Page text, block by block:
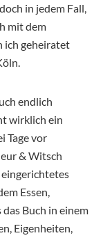
in jedem Fall,
mit dem
ich geheiratet
endlich
wirklich ein
Tage vor
& Witsch
eingerichtetes
Essen,
Buch in einem
Eigenheiten,